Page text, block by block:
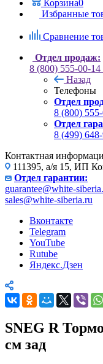
Корзина0
Избранные
Сравнение
Отдел продаж:
8 (800) 555-00-14
Назад
Телефоны
Отдел
8 (800)
Отдел
8 (499)
Контактная
111395, а/я 15, ИП
Отдел гарантии:
guarantee@white-
sales@white-siberia.ru
Вконтакте
Telegram
YouTube
Rutube
Яндекс.Дзен
SNEG R
см зад